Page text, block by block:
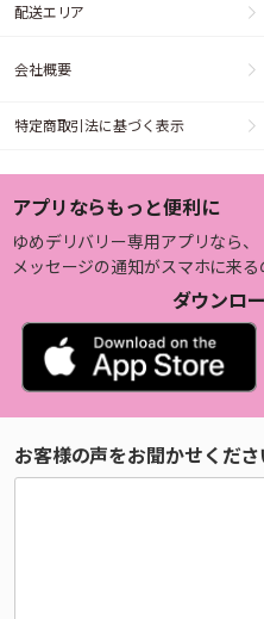
配送エリア
会社概要
特定商取引法に基づく表示
アプリならもっと便利に
ゆめデリバリー専用アプリなら、
メッセージの通知がスマホに来る
ダウンロ
お客様の声をお聞かせくださ